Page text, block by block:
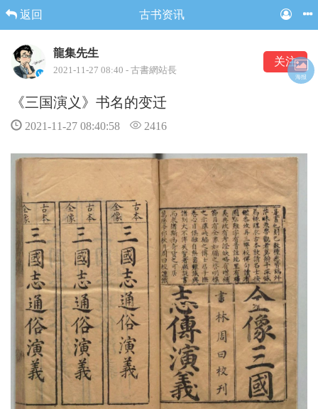
返回 古书资讯
龍集先生
2021-11-27 08:40 - 古書網站長
关注
《三国演义》书名的变迁
2021-11-27 08:40:58 2416
海报